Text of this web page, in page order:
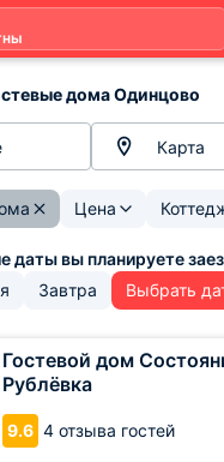
дома Одинцово
Карта
Цена
Завтра Выбрать
Гостевой дом
Рублёвка
9.6 4 отзыва гостей